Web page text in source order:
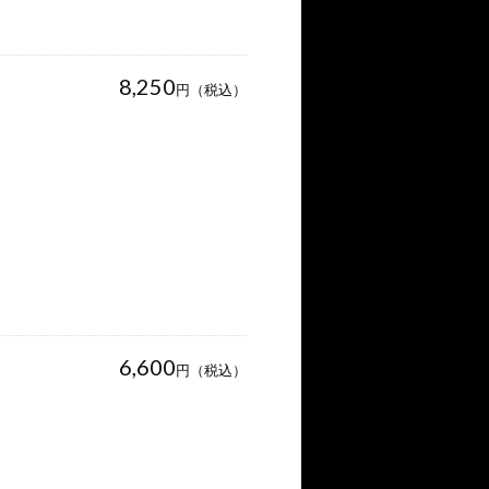
8,250円（税込）
6,600円（税込）